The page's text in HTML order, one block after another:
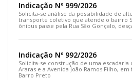
Indicação Nº 999/2026
Solicita-se análise da possibilidade de
transporte coletivo que atende o bairro
ônibus passe pela Rua São Gonçalo,
Indicação Nº 992/2026
Solicita-se construção de uma escadaria
Araras e a Avenida João Ramos Filho,
Barro Preto